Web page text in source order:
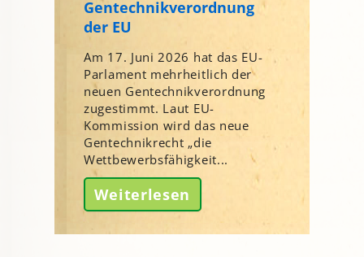
Gentechnikverordnung
der EU
Am 17. Juni 2026 hat das EU-
Parlament mehrheitlich der
neuen Gentechnikverordnung
zugestimmt. Laut EU-
Kommission wird das neue
Gentechnikrecht „die
Wettbewerbsfähigkeit...
Weiterlesen